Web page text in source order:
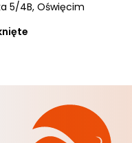
5/4B, Oświęcim